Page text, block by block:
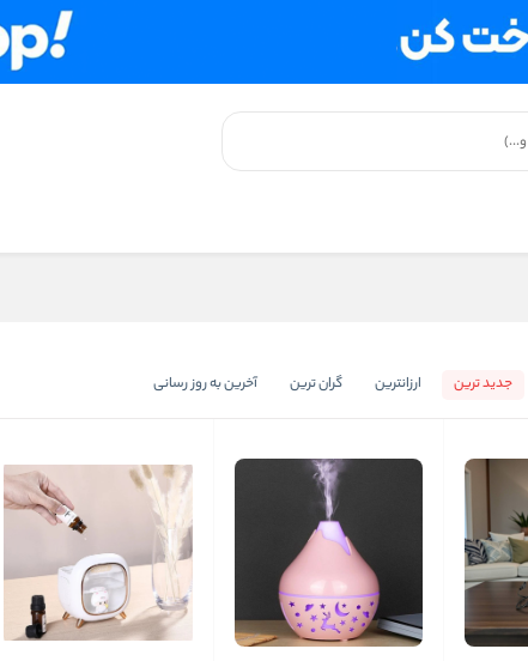
جدید ترین ارزانترین گران ترین آخرین به روز رسانی